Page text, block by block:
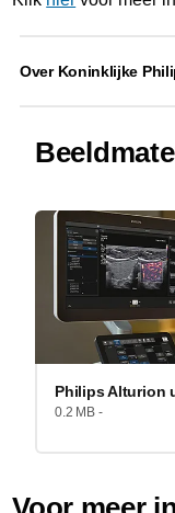
Over Koninklijke
Philips Alturion
0.2 MB -